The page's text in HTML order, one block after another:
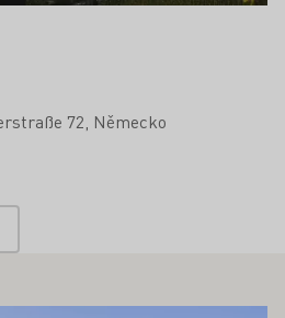
72 Německo